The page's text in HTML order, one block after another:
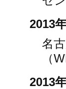
2013
名
（
2013